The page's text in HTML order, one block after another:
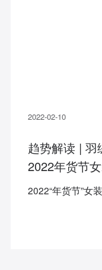
2022-02-10
趋势解读 | 羽
2022年货节
2022“年货节”女